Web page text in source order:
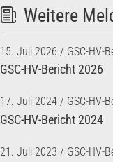
Weitere
15. Juli 2026 GSC-HV-
GSC-HV-Bericht 2026
17. Juli 2024 GSC-HV-
GSC-HV-Bericht 2024
21. Juli 2023 GSC-HV-